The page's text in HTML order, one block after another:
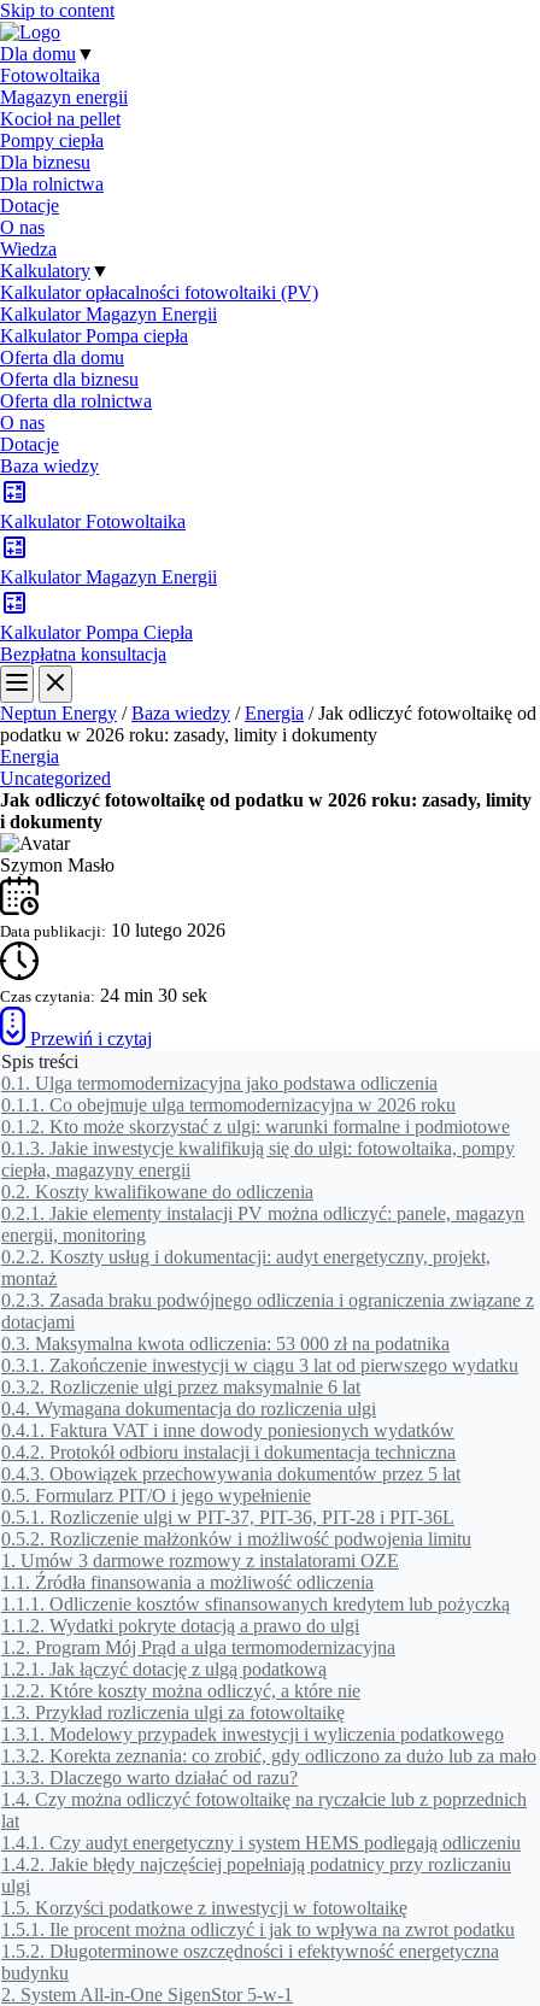
Skip to content
Dla domu ▼
Fotowoltaika
Magazyn energii
Kocioł na pellet
Pompy ciepła
Dla biznesu
Dla rolnictwa
Dotacje
O nas
Wiedza
Kalkulatory▼
Kalkulator opłacalności fotowoltaiki (PV)
Kalkulator Magazyn Energii
Kalkulator Pompa ciepła
Oferta dla domu
Oferta dla biznesu
Oferta dla rolnictwa
O nas
Dotacje
Baza wiedzy
Kalkulator Fotowoltaika
Kalkulator Magazyn Energii
Kalkulator Pompa Ciepła
Bezpłatna konsultacja
Neptun Energy /Baza wiedzy /Energia /Jak odliczyć fotowoltaikę od
podatku w 2026 roku: zasady, limity i dokumenty
Energia
Uncategorized
Jak odliczyć fotowoltaikę od podatku w 2026 roku: zasady, limity
i dokumenty
Szymon Masło
Data publikacji: 10 lutego 2026
Czas czytania: 24 min 30 sek
Przewiń i czytaj
Spis treści
0.1. Ulga termomodernizacyjna jako podstawa odliczenia
0.1.1. Co obejmuje ulga termomodernizacyjna w 2026 roku
0.1.2. Kto może skorzystać z ulgi: warunki formalne i podmiotowe
0.1.3. Jakie inwestycje kwalifikują się do ulgi: fotowoltaika, pompy
ciepła, magazyny energii
0.2. Koszty kwalifikowane do odliczenia
0.2.1. Jakie elementy instalacji PV można odliczyć: panele, magazyn
energii, monitoring
0.2.2. Koszty usług i dokumentacji: audyt energetyczny, projekt,
montaż
0.2.3. Zasada braku podwójnego odliczenia i ograniczenia związane z
dotacjami
0.3. Maksymalna kwota odliczenia: 53 000 zł na podatnika
0.3.1. Zakończenie inwestycji w ciągu 3 lat od pierwszego wydatku
0.3.2. Rozliczenie ulgi przez maksymalnie 6 lat
0.4. Wymagana dokumentacja do rozliczenia ulgi
0.4.1. Faktura VAT i inne dowody poniesionych wydatków
0.4.2. Protokół odbioru instalacji i dokumentacja techniczna
0.4.3. Obowiązek przechowywania dokumentów przez 5 lat
0.5. Formularz PIT/O i jego wypełnienie
0.5.1. Rozliczenie ulgi w PIT-37, PIT-36, PIT-28 i PIT-36L
0.5.2. Rozliczenie małżonków i możliwość podwojenia limitu
1. Umów 3 darmowe rozmowy z instalatorami OZE
1.1. Źródła finansowania a możliwość odliczenia
1.1.1. Odliczenie kosztów sfinansowanych kredytem lub pożyczką
1.1.2. Wydatki pokryte dotacją a prawo do ulgi
1.2. Program Mój Prąd a ulga termomodernizacyjna
1.2.1. Jak łączyć dotację z ulgą podatkową
1.2.2. Które koszty można odliczyć, a które nie
1.3. Przykład rozliczenia ulgi za fotowoltaikę
1.3.1. Modelowy przypadek inwestycji i wyliczenia podatkowego
1.3.2. Korekta zeznania: co zrobić, gdy odliczono za dużo lub za mało
1.3.3. Dlaczego warto działać od razu?
1.4. Czy można odliczyć fotowoltaikę na ryczałcie lub z poprzednich
lat
1.4.1. Czy audyt energetyczny i system HEMS podlegają odliczeniu
1.4.2. Jakie błędy najczęściej popełniają podatnicy przy rozliczaniu
ulgi
1.5. Korzyści podatkowe z inwestycji w fotowoltaikę
1.5.1. Ile procent można odliczyć i jak to wpływa na zwrot podatku
1.5.2. Długoterminowe oszczędności i efektywność energetyczna
budynku
2. System All-in-One SigenStor 5-w-1